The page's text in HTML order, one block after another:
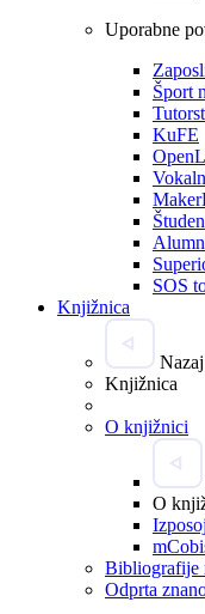
Uporabne
Šport
KuFE
SOS
Knjižnica
Nazaj
Knjižnica
O knjižnici
O
Bibliografije
Odprta